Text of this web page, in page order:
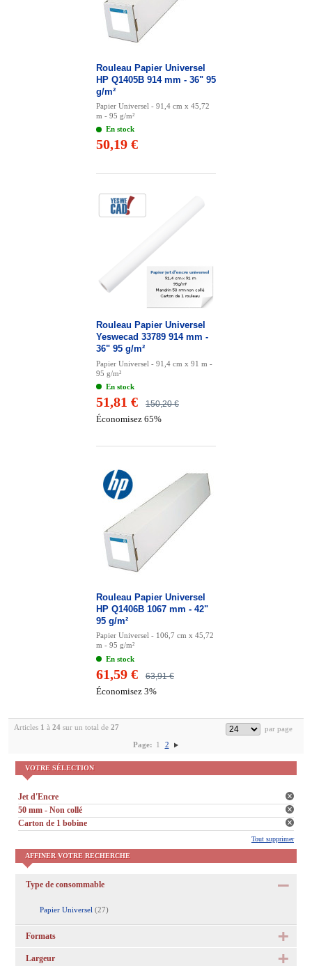
VOTRE SÉLECTION
Jet d'Encre
50 mm - Non collé
Carton de 1 bobine
Tout supprimer
AFFINER VOTRE RECHERCHE
Type de consommable
Papier Universel (27)
Formats
Largeur
Rouleau Papier Universel
HP Q1405B 914 mm - 36" 95
g/m²
Papier Universel - 91,4 cm x 45,72
m - 95 g/m²
En stock
50,19 €
Rouleau Papier Universel
Yeswecad 33789 914 mm -
36" 95 g/m²
Papier Universel - 91,4 cm x 91 m -
95 g/m²
En stock
150,20 €
51,81 €
Économisez 65%
Rouleau Papier Universel
HP Q1406B 1067 mm - 42"
95 g/m²
Papier Universel - 106,7 cm x 45,72
m - 95 g/m²
En stock
63,91 €
61,59 €
Économisez 3%
Articles 1 à 24 sur un total de 27
Page: 1 2